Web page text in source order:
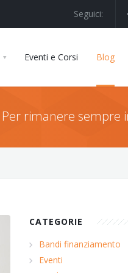
Seguici:
Eventi e Corsi Blog
Per rimanere sempre
CATEGORIE
Bandi finanziamento
Eventi